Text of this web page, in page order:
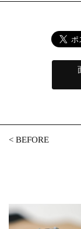
<BEFORE